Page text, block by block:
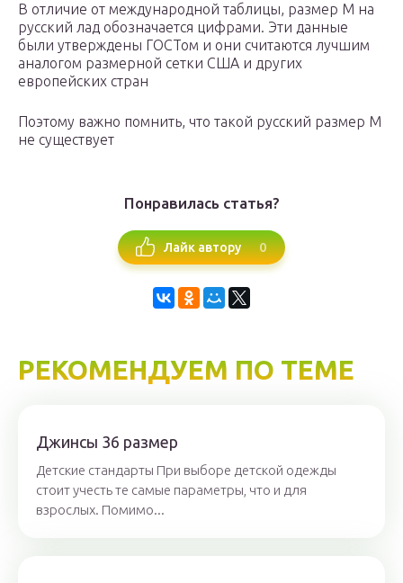
В отличие от международной таблицы, размер M на
русский лад обозначается цифрами. Эти данные
были утверждены ГОСТом и они считаются лучшим
аналогом размерной сетки США и других
европейских стран
Поэтому важно помнить, что такой русский размер M
не существует
Понравилась статья?
Лайк автору 0
РЕКОМЕНДУЕМ ПО ТЕМЕ
Джинсы 36 размер
Детские стандарты При выборе детской одежды
стоит учесть те самые параметры, что и для
взрослых. Помимо...